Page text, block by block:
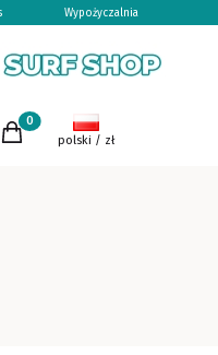
Wypożyczalnia
wyszukiwarkę
Produkty w koszyku: 0.
Koszyk
polski / zł